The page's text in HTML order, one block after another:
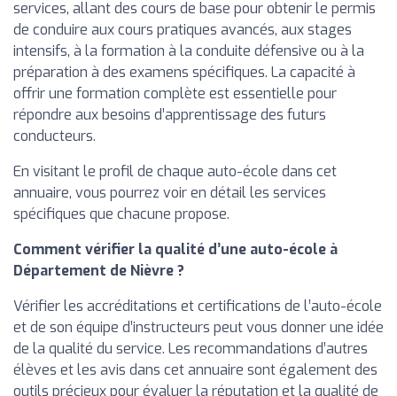
services, allant des cours de base pour obtenir le permis
de conduire aux cours pratiques avancés, aux stages
intensifs, à la formation à la conduite défensive ou à la
préparation à des examens spécifiques. La capacité à
offrir une formation complète est essentielle pour
répondre aux besoins d’apprentissage des futurs
conducteurs.
En visitant le profil de chaque auto-école dans cet
annuaire, vous pourrez voir en détail les services
spécifiques que chacune propose.
Comment vérifier la qualité d’une auto-école à
Département de Nièvre ?
Vérifier les accréditations et certifications de l’auto-école
et de son équipe d’instructeurs peut vous donner une idée
de la qualité du service. Les recommandations d’autres
élèves et les avis dans cet annuaire sont également des
outils précieux pour évaluer la réputation et la qualité de